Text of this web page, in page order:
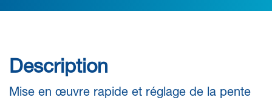
Description
Mise en œuvre rapide et réglage de la pente